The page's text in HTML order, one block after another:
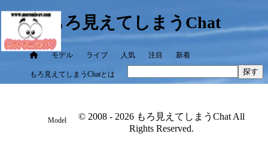
もろ見えてしまうChat
モデル ライブ 人気 注目 新着
もろ見えてしまうChatとは 探す
Model
© 2008 - 2026 もろ見えてしまうChat All
Rights Reserved.